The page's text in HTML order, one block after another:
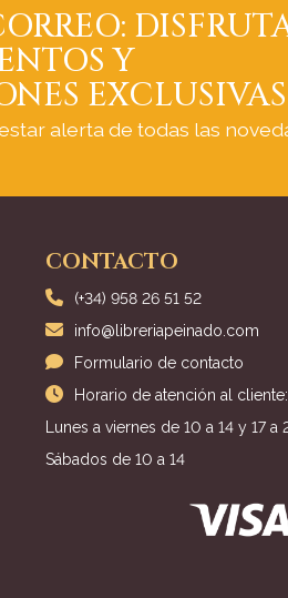
Y
EXCLUSIVAS
alerta de todas las
CONTACTO
(+34) 958 26 51 52
info@libreriapeinado.com
Formulario de contacto
Horario de atención al cliente:
Lunes a viernes de 10 a 14 y 17 a
Sábados de 10 a 14